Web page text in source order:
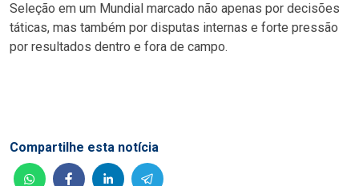
Seleção em um Mundial marcado não apenas por decisões
táticas, mas também por disputas internas e forte pressão
por resultados dentro e fora de campo.
Compartilhe esta notícia